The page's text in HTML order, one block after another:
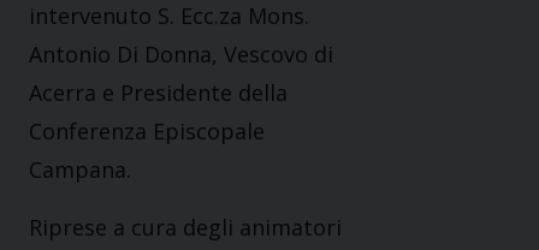
intervenuto S. Ecc.za Mons.
Antonio Di Donna, Vescovo di
Acerra e Presidente della
Conferenza Episcopale
Campana.
Riprese a cura degli animatori